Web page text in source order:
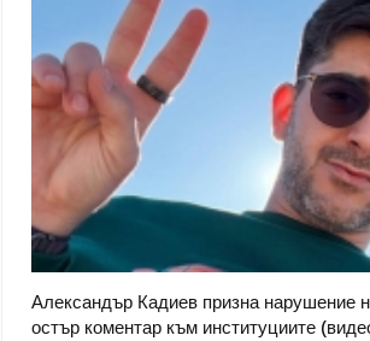
Александър Кадиев призна нарушение
остър коментар към институциите